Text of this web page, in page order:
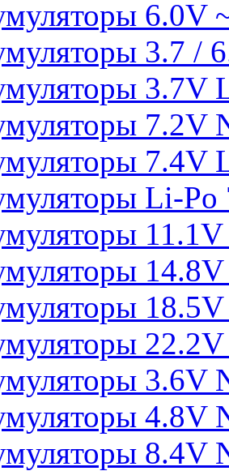
6.0V
3.7 /
3.7V
7.2V
7.4V
Li-Po
3.6V
4.8V
8.4V